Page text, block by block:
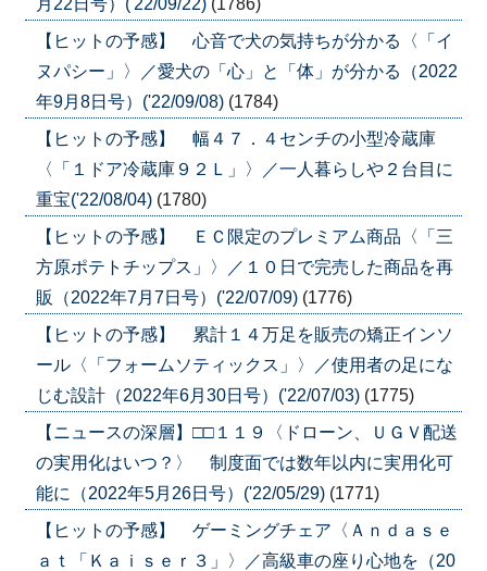
【ヒットの予感】 心音で犬の気持ちが分かる〈「イ
ヌパシー」〉／愛犬の「心」と「体」が分かる（2022
年9月8日号）('22/09/08) (1784)
【ヒットの予感】 幅４７．４センチの小型冷蔵庫
〈「１ドア冷蔵庫９２Ｌ」〉／一人暮らしや２台目に
重宝('22/08/04) (1780)
【ヒットの予感】 ＥＣ限定のプレミアム商品〈「三
方原ポテトチップス」〉／１０日で完売した商品を再
販（2022年7月7日号）('22/07/09) (1776)
【ヒットの予感】 累計１４万足を販売の矯正インソ
ール〈「フォームソティックス」〉／使用者の足にな
じむ設計（2022年6月30日号）('22/07/03) (1775)
【ニュースの深層】□□１１９〈ドローン、ＵＧＶ配送
の実用化はいつ？〉 制度面では数年以内に実用化可
能に（2022年5月26日号）('22/05/29) (1771)
【ヒットの予感】 ゲーミングチェア〈Ａｎｄａｓｅ
ａｔ「Ｋａｉｓｅｒ３」〉／高級車の座り心地を（20